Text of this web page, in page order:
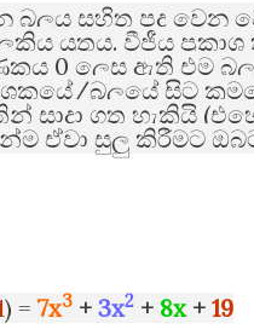
බලය සහිත පද වෙන
යුතුය. වීජීය
0 ලෙස ඇති එම
/බලයේ සිට
සාදා ගත හැකියි (
ඒවා සුලු කිරීමට
) = 7x3 + 3x2 + 8x + 19